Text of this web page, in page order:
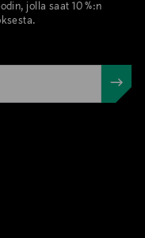
jolla saat 10 %:n